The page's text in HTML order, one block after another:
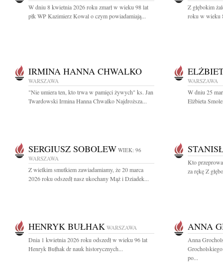
W dniu 8 kwietnia 2026 roku zmarł w wieku 98 lat
płk WP Kazimierz Kowal o czym powiadamiają...
Z głębokim
roku w wieku
IRMINA HANNA CHWALKO
WARSZAWA
"Nie umiera ten, kto trwa w pamięci żywych" ks. Jan
Twardowski Irmina Hanna Chwalko Najdroższa...
WARSZAWA
W dniu 25
Elżbieta
SERGIUSZ SOBOLEW WIEK: 96
WARSZAWA
Z wielkim smutkiem zawiadamiamy, że 20 marca
2026 roku odszedł nasz ukochany Mąż i Dziadek...
Kto
za rękę Z
HENRYK BUŁHAK WARSZAWA
Dnia 1 kwietnia 2026 roku odszedł w wieku 96 lat
Henryk Bułhak dr nauk historycznych...
ANNA
Anna
po...